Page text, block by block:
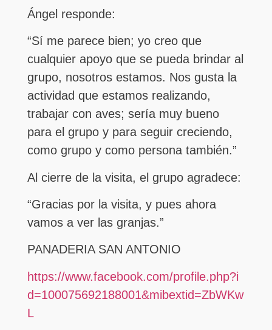
Ángel responde:
“Sí me parece bien; yo creo que
cualquier apoyo que se pueda brindar al
grupo, nosotros estamos. Nos gusta la
actividad que estamos realizando,
trabajar con aves; sería muy bueno
para el grupo y para seguir creciendo,
como grupo y como persona también.”
Al cierre de la visita, el grupo agradece:
“Gracias por la visita, y pues ahora
vamos a ver las granjas.”
PANADERIA SAN ANTONIO
https://www.facebook.com/profile.php?i
d=100075692188001&mibextid=ZbWKw
L